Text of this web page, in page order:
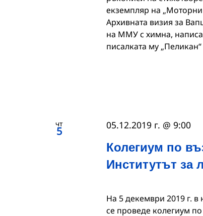
екземпляр на
Архивната визия за
на ММУ с химна,
писалката му
чт
5
Колегиум по
Институтът за
05.12.2019 г. @ 9:00
На 5 декември 2019 г.
се проведе колегиум